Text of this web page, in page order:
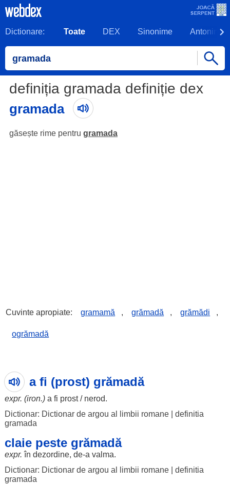
Dictionare: Toate DEX Sinonime Antonime
definiția gramada definiție dex
gramada
găsește rime pentru gramada
Cuvinte apropiate: gramamă , grămadă , grămădi ,
ogrămadă
a fi (prost) grămadă
expr. (iron.)a fi prost/ nerod.
Dictionar: Dictionar de argou al limbii romane| definitia
gramada
claie peste grămadă
expr. în dezordine, de-a valma.
Dictionar: Dictionar de argou al limbii romane| definitia
gramada